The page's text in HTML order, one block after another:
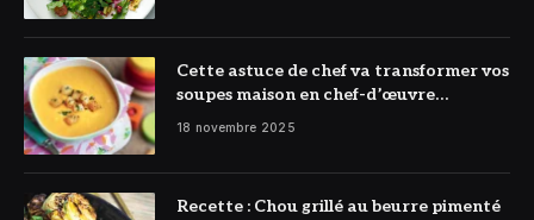
Cette astuce de chef va transformer vos
soupes maison en chef-d’œuvre
réconfortant
18 novembre 2025
Recette : Chou grillé au beurre pimenté